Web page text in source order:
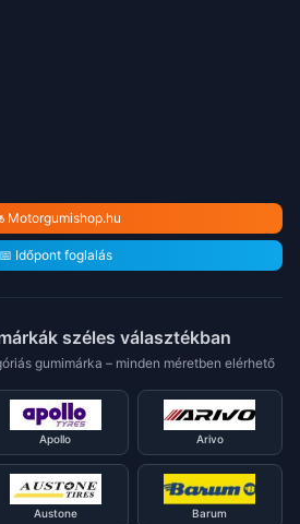
Motorgumishop.hu
📅 Időpont foglalás
széles választékban
gumimárka – minden méretben elérhető
Apollo Arivo
Austone
Barum